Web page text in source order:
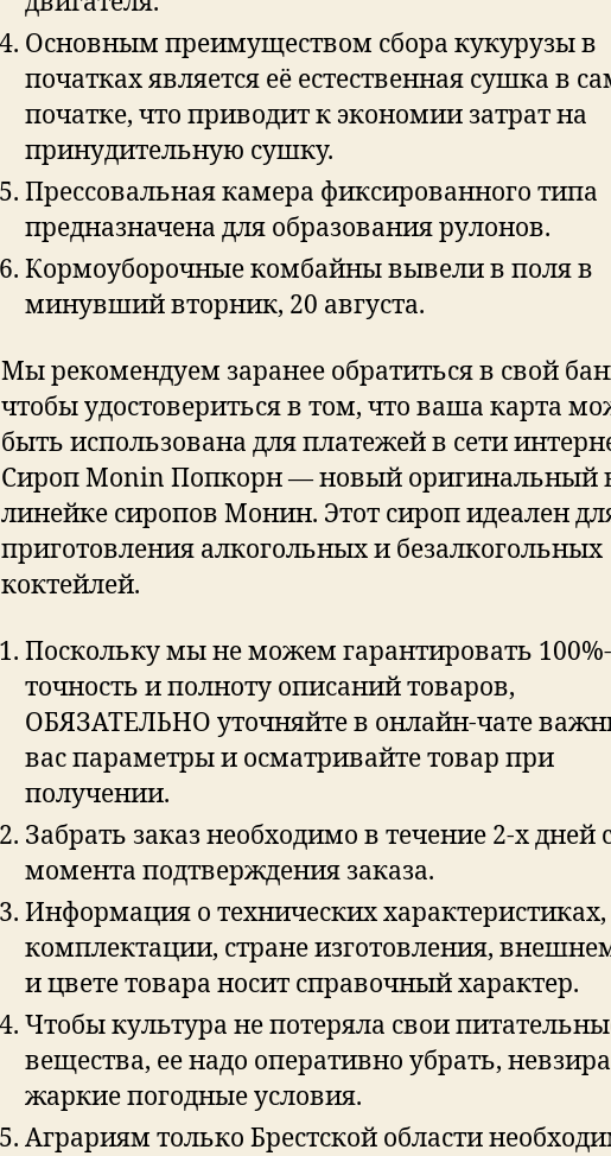
Основным преимуществом сбора кукурузы в
початках является её естественная сушка в
початке, что приводит к экономии затрат на
принудительную сушку.
Прессовальная камера фиксированного типа
предназначена для образования рулонов.
Кормоуборочные комбайны вывели в поля в
минувший вторник, 20 августа.
Мы рекомендуем заранее обратиться в свой
чтобы удостовериться в том, что ваша карта
быть использована для платежей в сети
Сироп Monin Попкорн — новый оригинальный
линейке сиропов Монин. Этот сироп идеален
приготовления алкогольных и безалкогольных
коктейлей.
Поскольку мы не можем гарантировать
точность и полноту описаний товаров,
ОБЯЗАТЕЛЬНО уточняйте в онлайн-чате
вас параметры и осматривайте товар при
получении.
Забрать заказ необходимо в течение 2-х дней
момента подтверждения заказа.
Информация о технических характеристиках,
комплектации, стране изготовления,
и цвете товара носит справочный характер.
Чтобы культура не потеряла свои
вещества, ее надо оперативно убрать,
жаркие погодные условия.
Аграриям только Брестской области